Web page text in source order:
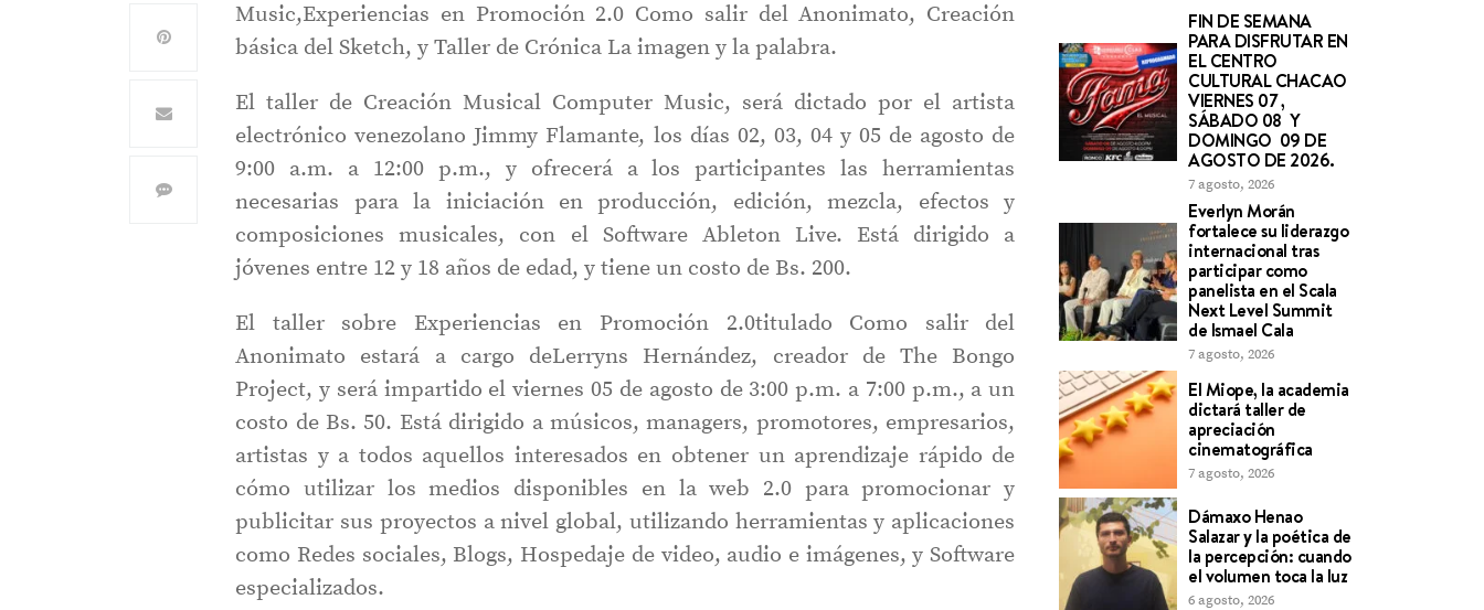
Music,Experiencias en Promoción 2.0 Como salir del Anonimato, Creación
básica del Sketch, y Taller de Crónica La imagen y la palabra.
El taller de Creación Musical Computer Music, será dictado por el artista
electrónico venezolano Jimmy Flamante, los días 02, 03, 04 y 05 de agosto de
9:00 a.m. a 12:00 p.m., y ofrecerá a los participantes las herramientas
necesarias para la iniciación en producción, edición, mezcla, efectos y
composiciones musicales, con el Software Ableton Live. Está dirigido a
jóvenes entre 12 y 18 años de edad, y tiene un costo de Bs. 200.
El taller sobre Experiencias en Promoción 2.0titulado Como salir del
Anonimato estará a cargo deLerryns Hernández, creador de The Bongo
Project, y será impartido el viernes 05 de agosto de 3:00 p.m. a 7:00 p.m., a un
costo de Bs. 50. Está dirigido a músicos, managers, promotores, empresarios,
artistas y a todos aquellos interesados en obtener un aprendizaje rápido de
cómo utilizar los medios disponibles en la web 2.0 para promocionar y
publicitar sus proyectos a nivel global, utilizando herramientas y aplicaciones
como Redes sociales, Blogs, Hospedaje de video, audio e imágenes, y Software
especializados.
FIN DE SEMANA
PARA DISFRUTAR EN
EL CENTRO
CULTURAL CHACAO
VIERNES 07 ,
SÁBADO 08 Y
DOMINGO 09 DE
AGOSTO DE 2026.
7 agosto, 2026
Everlyn Morán
fortalece su liderazgo
internacional tras
participar como
panelista en el Scala
Next Level Summit
de Ismael Cala
7 agosto, 2026
El Miope, la academia
dictará taller de
apreciación
cinematográfica
7 agosto, 2026
Dámaxo Henao
Salazar y la poética de
la percepción: cuando
el volumen toca la luz
6 agosto, 2026